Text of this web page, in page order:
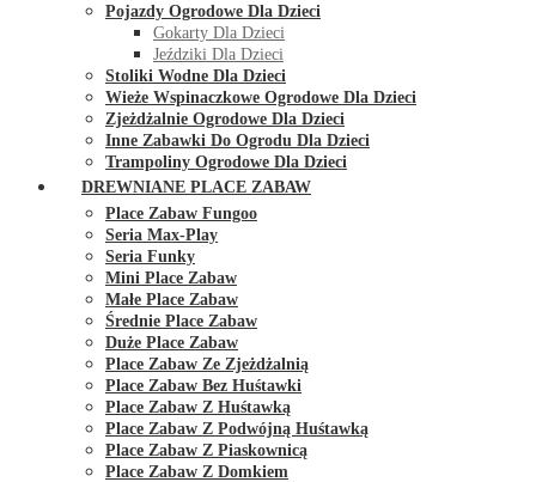
Pojazdy Ogrodowe Dla Dzieci
Gokarty Dla Dzieci
Jeździki Dla Dzieci
Stoliki Wodne Dla Dzieci
Wieże Wspinaczkowe Ogrodowe Dla Dzieci
Zjeżdżalnie Ogrodowe Dla Dzieci
Inne Zabawki Do Ogrodu Dla Dzieci
Trampoliny Ogrodowe Dla Dzieci
DREWNIANE PLACE ZABAW
Place Zabaw Fungoo
Seria Max-Play
Seria Funky
Mini Place Zabaw
Małe Place Zabaw
Średnie Place Zabaw
Duże Place Zabaw
Place Zabaw Ze Zjeżdżalnią
Place Zabaw Bez Huśtawki
Place Zabaw Z Huśtawką
Place Zabaw Z Podwójną Huśtawką
Place Zabaw Z Piaskownicą
Place Zabaw Z Domkiem